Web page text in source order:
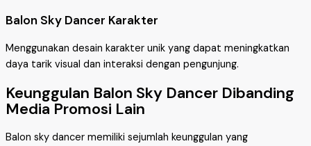
Balon Sky Dancer Karakter
Menggunakan desain karakter unik yang dapat meningkatkan
daya tarik visual dan interaksi dengan pengunjung.
Keunggulan Balon Sky Dancer Dibanding
Media Promosi Lain
Balon sky dancer memiliki sejumlah keunggulan yang